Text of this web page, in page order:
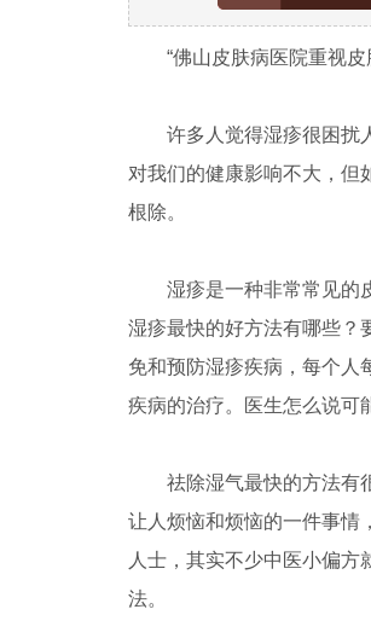
“佛山皮肤病医院重视皮
许多人觉得湿疹很困扰人
对我们的健康影响不大，但
根除。
湿疹是一种非常常见的皮
湿疹最快的好方法有哪些？
免和预防湿疹疾病，每个人
疾病的治疗。医生怎么说可
祛除湿气最快的方法有很
让人烦恼和烦恼的一件事情
人士，其实不少中医小偏
法。